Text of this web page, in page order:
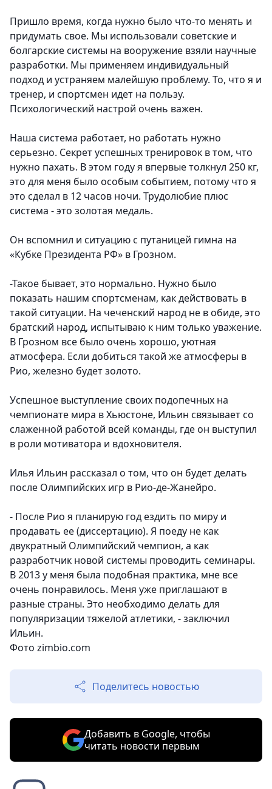
Пришло время, когда нужно было что-то менять и
придумать свое. Мы использовали советские и
болгарские системы на вооружение взяли научные
разработки. Мы применяем индивидуальный
подход и устраняем малейшую проблему. То, что я и
тренер, и спортсмен идет на пользу.
Психологический настрой очень важен.
Наша система работает, но работать нужно
серьезно. Секрет успешных тренировок в том, что
нужно пахать. В этом году я впервые толкнул 250 кг,
это для меня было особым событием, потому что я
это сделал в 12 часов ночи. Трудолюбие плюс
система - это золотая медаль.
Он вспомнил и ситуацию с путаницей гимна на
«Кубке Президента РФ» в Грозном.
-Такое бывает, это нормально. Нужно было
показать нашим спортсменам, как действовать в
такой ситуации. На чеченский народ не в обиде, это
братский народ, испытываю к ним только уважение.
В Грозном все было очень хорошо, уютная
атмосфера. Если добиться такой же атмосферы в
Рио, железно будет золото.
Успешное выступление своих подопечных на
чемпионате мира в Хьюстоне, Ильин связывает со
слаженной работой всей команды, где он выступил
в роли мотиватора и вдохновителя.
Илья Ильин рассказал о том, что он будет делать
после Олимпийских игр в Рио-де-Жанейро.
- После Рио я планирую год ездить по миру и
продавать ее (диссертацию). Я поеду не как
двукратный Олимпийский чемпион, а как
разработчик новой системы проводить семинары.
В 2013 у меня была подобная практика, мне все
очень понравилось. Меня уже приглашают в
разные страны. Это необходимо делать для
популяризации тяжелой атлетики, - заключил
Ильин.
Фото zimbio.com
Поделитесь новостью
Добавить в Google, чтобы
читать новости первым